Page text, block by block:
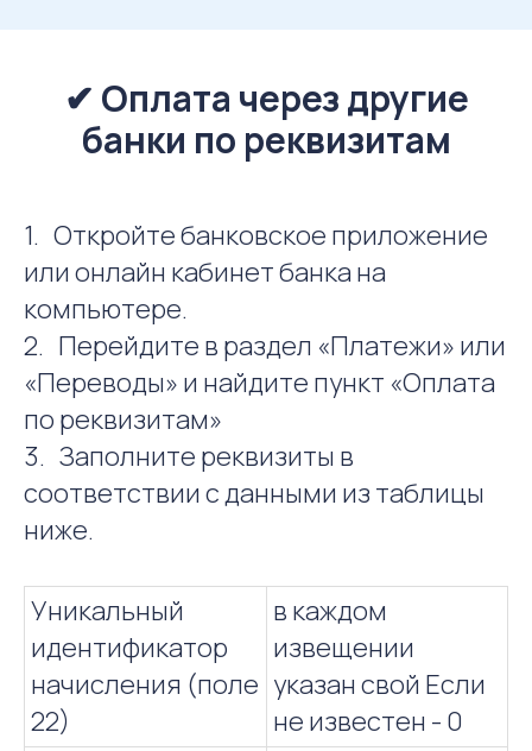
✔ Оплата через другие
банки по реквизитам
1. Откройте банковское приложение
или онлайн кабинет банка на
компьютере.
2. Перейдите в раздел «Платежи» или
«Переводы» и найдите пункт «Оплата
по реквизитам»
3. Заполните реквизиты в
соответствии с данными из таблицы
ниже.
Уникальный
идентификатор
начисления (поле
22)
в каждом
извещении
указан свой Если
не известен - 0